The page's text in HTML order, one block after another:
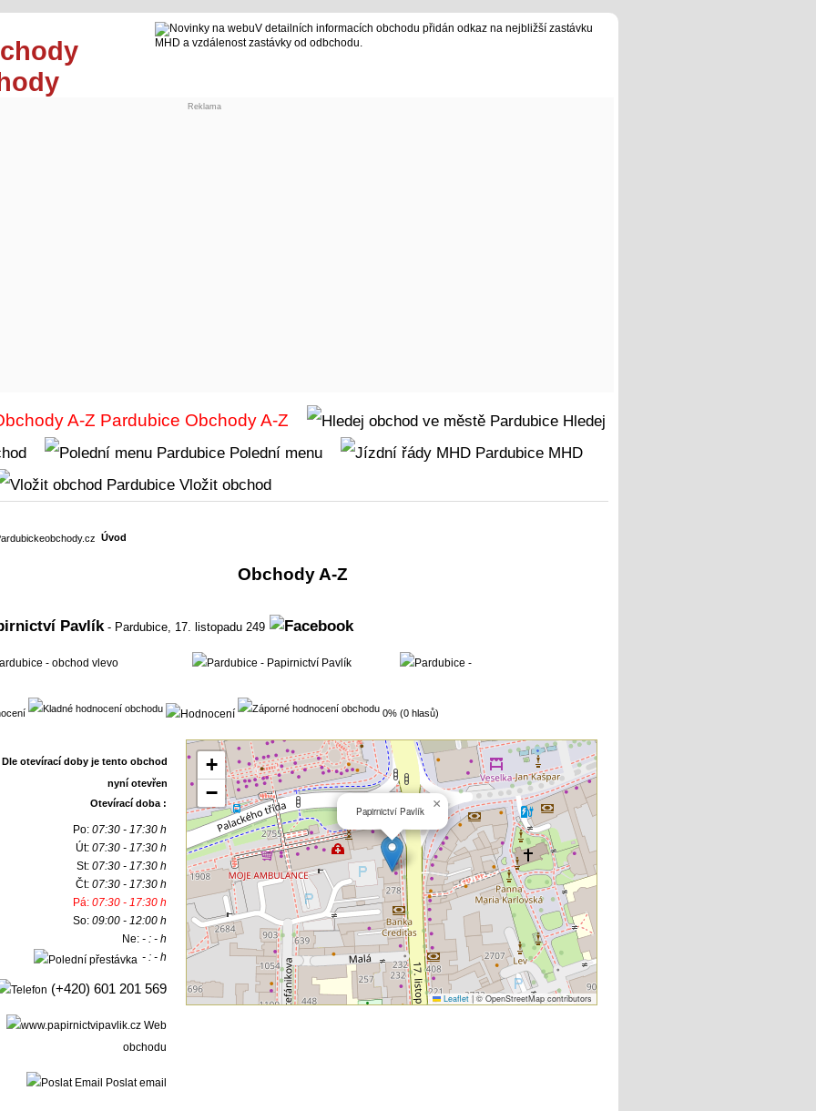
V detailních informacích obchodu přidán odkaz na nejbližší zastávku
MHD a vzdálenost zastávky od odbchodu.
Reklama
Obchody A-Z
Hledej
Polední menu
MHD
Vložit obchod
Úvod
Obchody A-Z
Pavlík- Pardubice, 17. listopadu 249
0% (0 hlasů)
Otevírací doba :
Po: 07:30 - 17:30 h
Út: 07:30 - 17:30 h
St: 07:30 - 17:30 h
Čt: 07:30 - 17:30 h
Pá: 07:30 - 17:30 h
So: 09:00 - 12:00 h
Ne: - : - h
- : - h
(+420) 601 201 569
Web
obchodu
Poslat email
Papirnictví Pavlík ×
+
−
Leaflet |© OpenStreetMap contributors